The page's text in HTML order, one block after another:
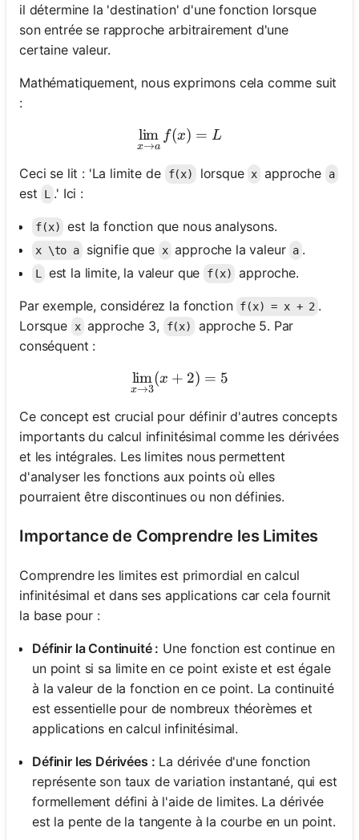
il détermine la 'destination' d'une fonction lorsque
son entrée se rapproche arbitrairement d'une
certaine valeur.
Mathématiquement, nous exprimons cela comme suit
:
\lim_{x \to a} f(x) = L
x→a
lim f(x) = L
Ceci se lit : 'La limite de f(x) lorsque x approche a
est L .' Ici :
f(x) est la fonction que nous analysons.
x \to a signifie que x approche la valeur a .
L est la limite, la valeur que f(x) approche.
Par exemple, considérez la fonction f(x) = x + 2 .
Lorsque
x approche 3, f(x)
approche 5. Par
conséquent :
\lim_{x \to 3} (x + 2) = 5
x→3
lim(x + 2) = 5
Ce concept est crucial pour définir d'autres concepts
importants du calcul infinitésimal comme les dérivées
et les intégrales. Les limites nous permettent
d'analyser les fonctions aux points où elles
pourraient être discontinues ou non définies.
Importance de Comprendre les Limites
Comprendre les limites est primordial en calcul
infinitésimal et dans ses applications car cela fournit
la base pour :
Définir la Continuité : Une fonction est continue en
un point si sa limite en ce point existe et est égale
à la valeur de la fonction en ce point. La continuité
est essentielle pour de nombreux théorèmes et
applications en calcul infinitésimal.
Définir les Dérivées : La dérivée d'une fonction
représente son taux de variation instantané, qui est
formellement défini à l'aide de limites. La dérivée
est la pente de la tangente à la courbe en un point.